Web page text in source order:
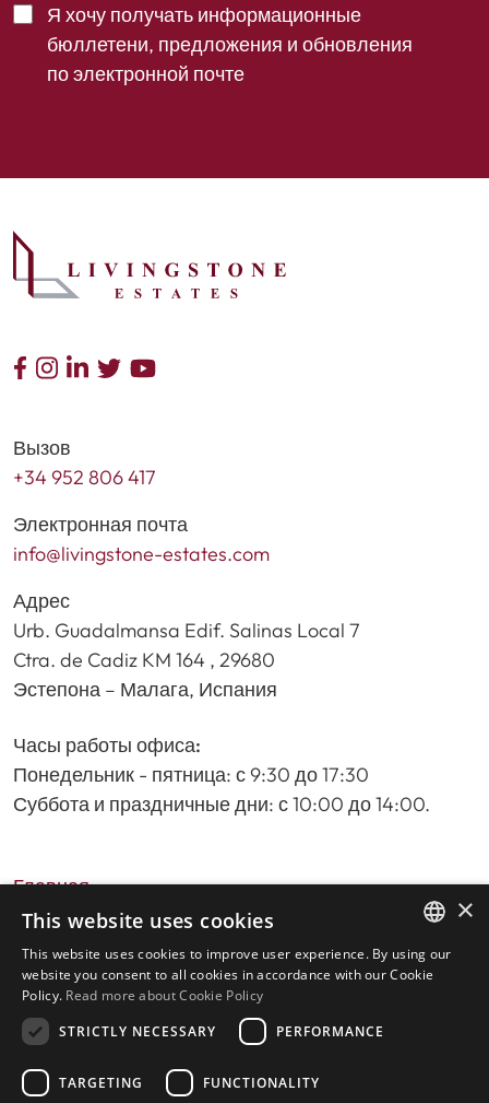
Я хочу получать информационные
бюллетени, предложения и обновления
по электронной почте
Вызов
+34 952 806 417
Электронная почта
info@livingstone-estates.com
Адрес
Urb. Guadalmansa Edif. Salinas Local 7
Ctra. de Cadiz KM 164 , 29680
Эстепона – Малага, Испания
Часы работы офиса:
Понедельник - пятница: с 9:30 до 17:30
Суббота и праздничные дни: с 10:00 до 14:00.
Главная
Поиск недвижимости
Пожалуйста, оставьте отзыв о нас
политика конфиденциальности
Политика использования файлов cookie
ENGLISH
×
This website uses cookies
This website uses cookies to improve user experience. By using our
website you consent to all cookies in accordance with our Cookie
Policy. Read more about Cookie Policy
STRICTLY NECESSARY
PERFORMANCE
TARGETING FUNCTIONALITY